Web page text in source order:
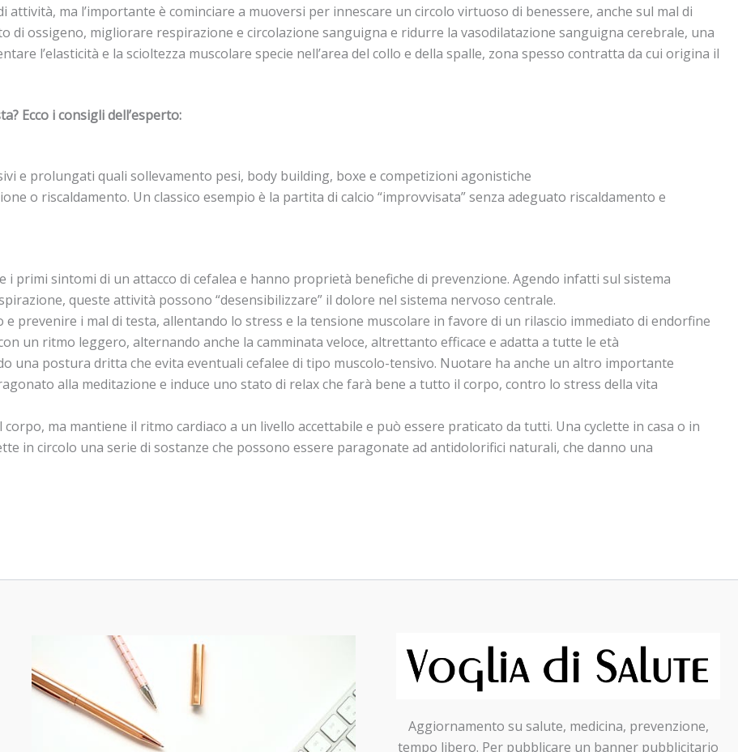
ma l’importante è cominciare a muoversi per innescare un circolo virtuoso di benessere, anche sul mal di
di ossigeno, migliorare respirazione e circolazione sanguigna e ridurre la vasodilatazione sanguigna cerebrale, una
l’elasticità e la scioltezza muscolare specie nell’area del collo e della spalle, zona spesso contratta da cui origina il
Ecco i consigli dell’esperto:
e prolungati quali sollevamento pesi, body building, boxe e competizioni agonistiche
o riscaldamento. Un classico esempio è la partita di calcio “improvvisata” senza adeguato riscaldamento e
primi sintomi di un attacco di cefalea e hanno proprietà benefiche di prevenzione. Agendo infatti sul sistema
queste attività possono “desensibilizzare” il dolore nel sistema nervoso centrale.
prevenire i mal di testa, allentando lo stress e la tensione muscolare in favore di un rilascio immediato di endorfine
un ritmo leggero, alternando anche la camminata veloce, altrettanto efficace e adatta a tutte le età
una postura dritta che evita eventuali cefalee di tipo muscolo-tensivo. Nuotare ha anche un altro importante
alla meditazione e induce uno stato di relax che farà bene a tutto il corpo, contro lo stress della vita
ma mantiene il ritmo cardiaco a un livello accettabile e può essere praticato da tutti. Una cyclette in casa o in
in circolo una serie di sostanze che possono essere paragonate ad antidolorifici naturali, che danno una
Aggiornamento su salute, medicina, prevenzione,
tempo libero. Per pubblicare un banner pubblicitario